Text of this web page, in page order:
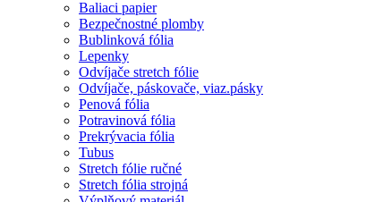
Baliaci papier
Bezpečnostné plomby
Bublinková fólia
Lepenky
Odvíjače stretch fólie
Odvíjače, páskovače, viaz.pásky
Penová fólia
Potravinová fólia
Prekrývacia fólia
Tubus
Stretch fólie ručné
Stretch fólia strojná